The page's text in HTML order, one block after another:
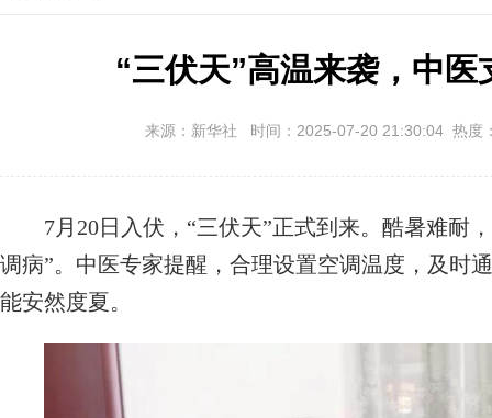
“三伏天”高温来袭，中医
来源：新华社 时间：2025-07-20 21:30:04 热度
7月20日入伏，“三伏天”正式到来。酷暑难耐
调病”。中医专家提醒，合理设置空调温度，及时
能安然度夏。